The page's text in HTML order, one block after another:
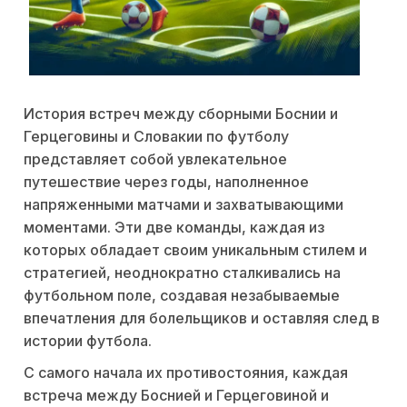
История встреч между сборными Боснии и
Герцеговины и Словакии по футболу
представляет собой увлекательное
путешествие через годы, наполненное
напряженными матчами и захватывающими
моментами. Эти две команды, каждая из
которых обладает своим уникальным стилем и
стратегией, неоднократно сталкивались на
футбольном поле, создавая незабываемые
впечатления для болельщиков и оставляя след в
истории футбола.
С самого начала их противостояния, каждая
встреча между Боснией и Герцеговиной и